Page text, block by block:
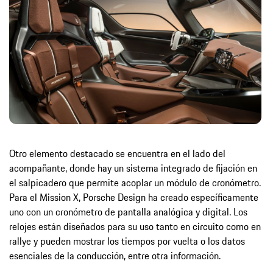
Otro elemento destacado se encuentra en el lado del
acompañante, donde hay un sistema integrado de fijación en
el salpicadero que permite acoplar un módulo de cronómetro.
Para el Mission X, Porsche Design ha creado específicamente
uno con un cronómetro de pantalla analógica y digital. Los
relojes están diseñados para su uso tanto en circuito como en
rallye y pueden mostrar los tiempos por vuelta o los datos
esenciales de la conducción, entre otra información.